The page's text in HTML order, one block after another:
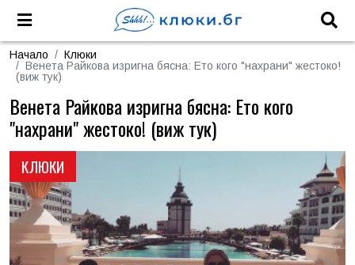
Начало
Клюки
Венета Райкова изригна бясна: Ето кого "нахрани" жестоко!
(виж тук)
КЛЮКИ
Венета Райкова изригна бясна: Ето кого
"нахрани" жестоко! (виж тук)